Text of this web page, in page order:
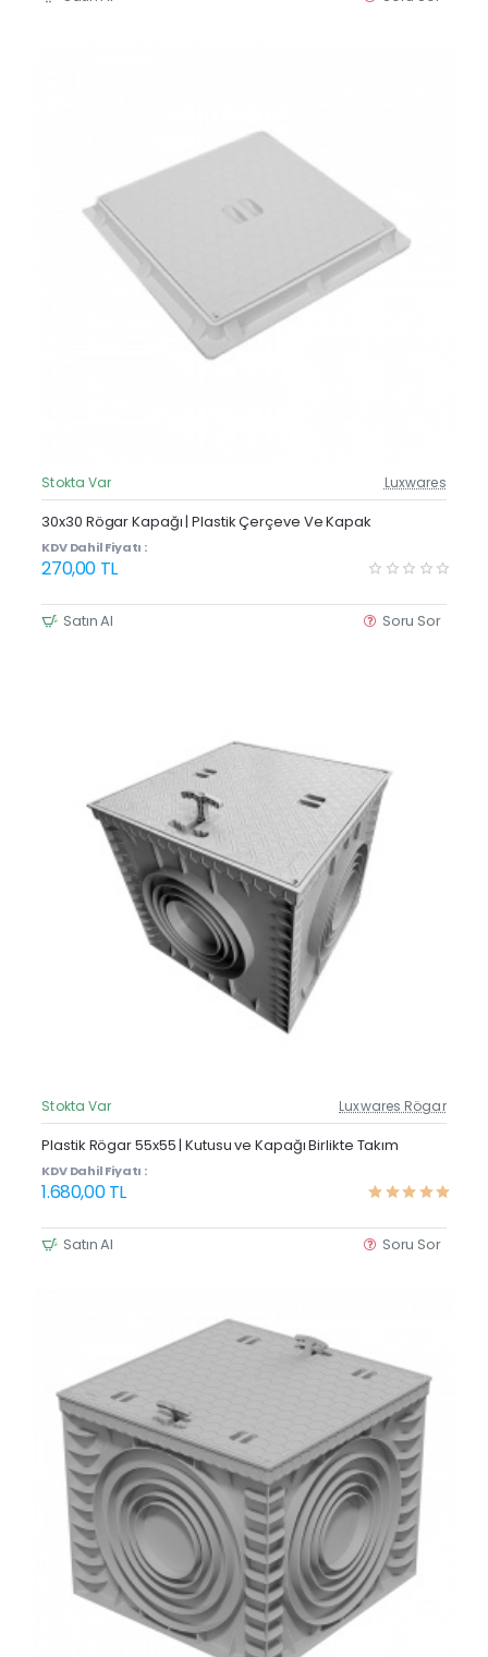
Güncel Fiyat
Stokta Var Luxwares
30x30 Rögar Kapağı | Plastik Çerçeve Ve Kapak
KDV Dahil Fiyatı :
270,00 TL
Satın Al Soru Sor
Güncel Fiyat
Stokta Var Luxwares Rögar
Plastik Rögar 55x55 | Kutusu ve Kapağı Birlikte Takım
KDV Dahil Fiyatı :
1.680,00 TL
Satın Al Soru Sor